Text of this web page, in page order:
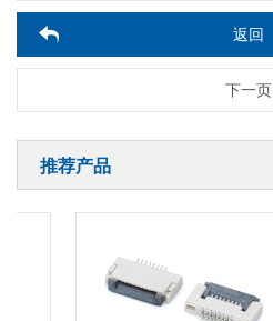
返回
下一页
推荐产品